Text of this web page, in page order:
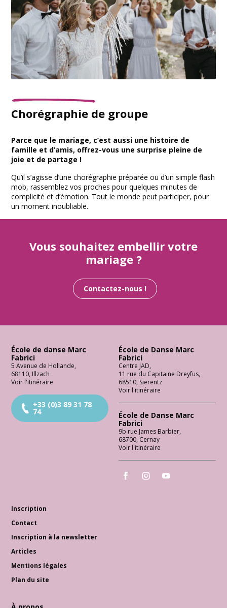
Chorégraphie de groupe
Parce que le mariage, c’est aussi une histoire de
famille et d’amis, offrez-vous une surprise pleine de
joie et de partage !
Qu’il s’agisse d’une chorégraphie préparée ou d’un simple flash
mob, rassemblez vos proches pour quelques minutes de
complicité et d’émotion. Tout le monde peut participer, pour
un moment inoubliable.
Vous souhaitez embellir votre
mariage ?
Contactez-nous !
École de danse Marc
Fabrici
5 Avenue de Hollande,
68110, Illzach
Voir l'itinéraire
+33 (0)3 89 31 78
74
École de Danse Marc
Fabrici
Centre JAD,
11 rue du Capitaine Dreyfus,
68510, Sierentz
Voir l'itinéraire
École de Danse Marc
Fabrici
9b rue James Barbier,
68700, Cernay
Voir l'itinéraire
École de Danse Marc Fabrici
École de Danse Marc Fabrici
École de Danse
Inscription
Contact
Inscription à la newsletter
Articles
Mentions légales
Plan du site